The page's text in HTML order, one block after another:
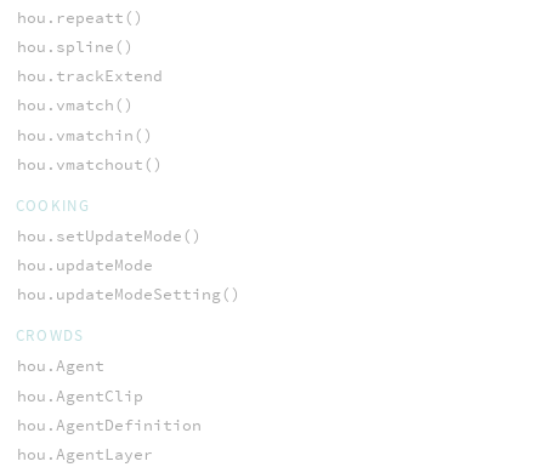
hou.repeatt()
hou.spline()
hou.trackExtend
hou.vmatch()
hou.vmatchin()
hou.vmatchout()
COOKING
hou.setUpdateMode()
hou.updateMode
hou.updateModeSetting()
CROWDS
hou.Agent
hou.AgentClip
hou.AgentDefinition
hou.AgentLayer